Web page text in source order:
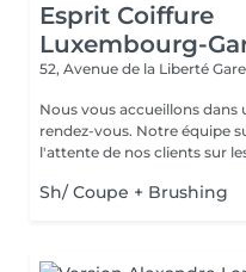
Esprit Coiffure
Luxembourg-
52, Avenue de la Liberté
Nous vous accueillons dans
rendez-vous. Notre équipe
l'attente de nos clients sur
Sh/ Coupe + Brushing